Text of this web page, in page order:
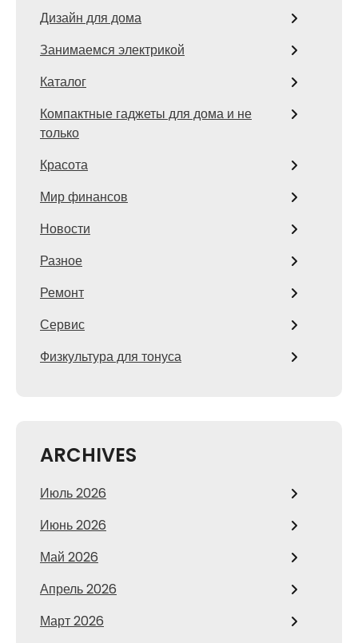
Дизайн для дома
Занимаемся электрикой
Каталог
Компактные гаджеты для дома и не
только
Красота
Мир финансов
Новости
Разное
Ремонт
Сервис
Физкультура для тонуса
ARCHIVES
Июль 2026
Июнь 2026
Май 2026
Апрель 2026
Март 2026